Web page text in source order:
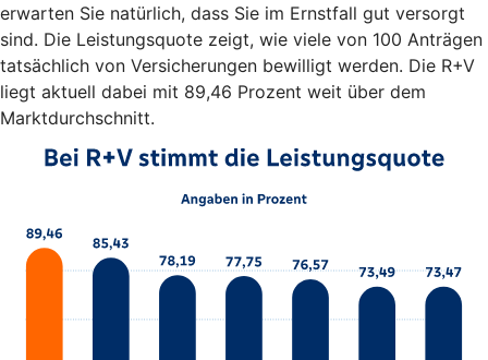
erwarten Sie natürlich, dass Sie im Ernstfall gut versorgt
sind. Die Leistungsquote zeigt, wie viele von 100 Anträgen
tatsächlich von Versicherungen bewilligt werden. Die R+V
liegt aktuell dabei mit 89,46 Prozent weit über dem
Marktdurchschnitt.